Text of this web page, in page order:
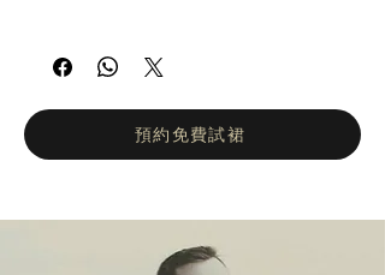
俄羅斯婚紗女王。自2002年以來，娜塔莉亞羅
曼諾娃的工作室一直致力於打造輕盈飄逸、凸
禮當天專注於拍攝婚紗照和享受眾人的讚美目
光，而不是忙於換裝。
預約免費試裙